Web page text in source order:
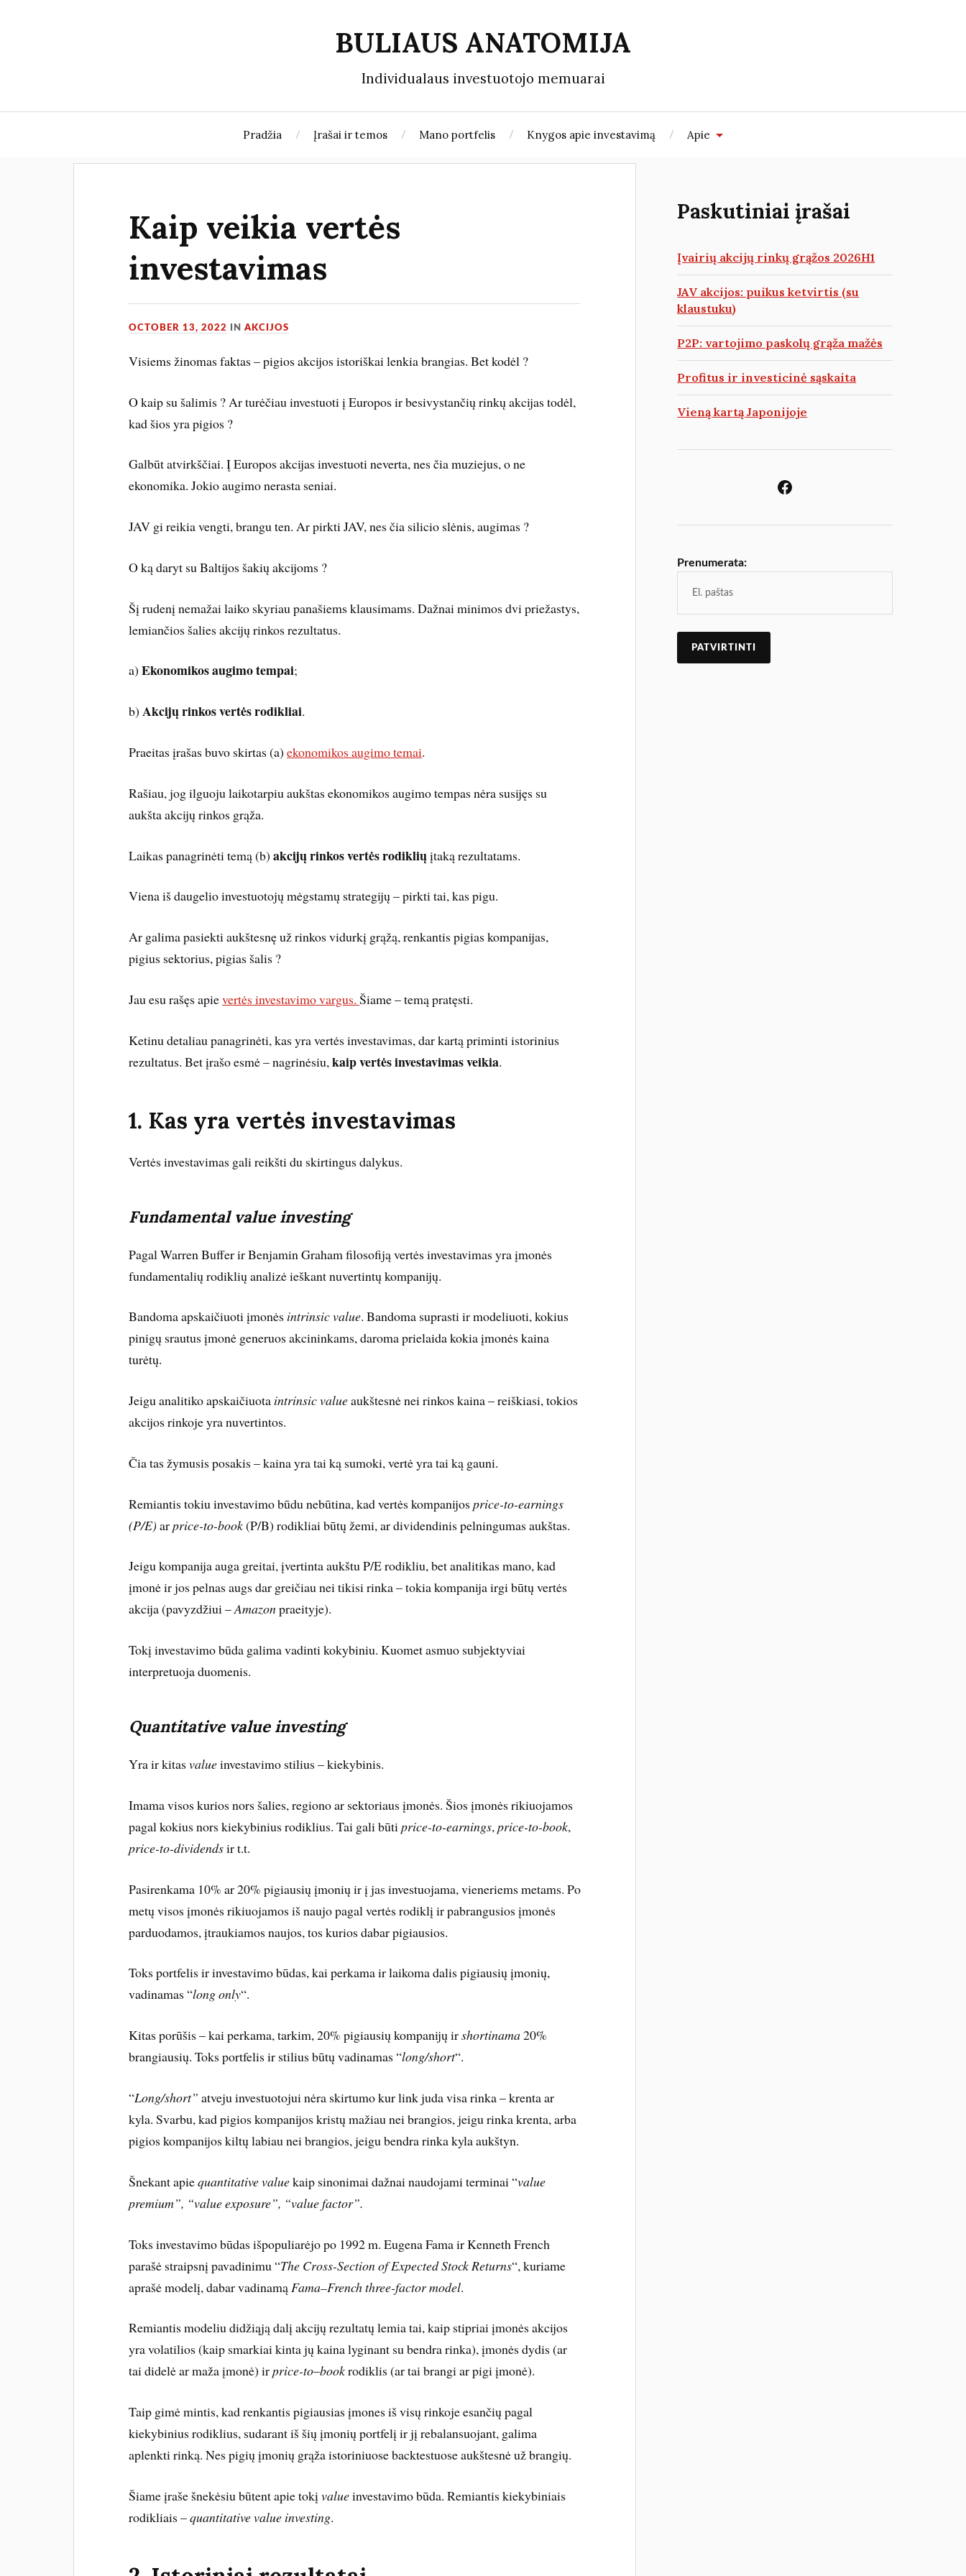
BULIAUS ANATOMIJA
Individualaus investuotojo memuarai
Pradžia Įrašai ir temos Mano portfelis Knygos apie investavimą Apie
Kaip veikia vertės
investavimas
OCTOBER 13, 2022 INAKCIJOS
Visiems žinomas faktas – pigios akcijos istoriškai lenkia brangias. Bet kodėl ?
O kaip su šalimis ? Ar turėčiau investuoti į Europos ir besivystančių rinkų akcijas todėl,
kad šios yra pigios ?
Galbūt atvirkščiai. Į Europos akcijas investuoti neverta, nes čia muziejus, o ne
ekonomika. Jokio augimo nerasta seniai.
JAV gi reikia vengti, brangu ten. Ar pirkti JAV, nes čia silicio slėnis, augimas ?
O ką daryt su Baltijos šakių akcijoms ?
Šį rudenį nemažai laiko skyriau panašiems klausimams. Dažnai minimos dvi priežastys,
lemiančios šalies akcijų rinkos rezultatus.
a)Ekonomikos augimo tempai;
b) Akcijų rinkos vertės rodikliai.
Praeitas įrašas buvo skirtas (a)ekonomikos augimo temai.
Rašiau, jog ilguoju laikotarpiu aukštas ekonomikos augimo tempas nėra susijęs su
aukšta akcijų rinkos grąža.
Laikas panagrinėti temą (b)akcijų rinkos vertės rodikliųįtaką rezultatams.
Viena iš daugelio investuotojų mėgstamų strategijų – pirkti tai, kas pigu.
Ar galima pasiekti aukštesnę už rinkos vidurkį grąžą, renkantis pigias kompanijas,
pigius sektorius, pigias šalis ?
Jau esu rašęs apievertės investavimo vargus.Šiame – temą pratęsti.
Ketinu detaliau panagrinėti, kas yra vertės investavimas, dar kartą priminti istorinius
rezultatus. Bet įrašo esmė – nagrinėsiu,kaip vertės investavimas veikia.
1. Kas yra vertės investavimas
Vertės investavimas gali reikšti du skirtingus dalykus.
Fundamental value investing
Pagal Warren Buffer ir Benjamin Graham filosofiją vertės investavimas yra įmonės
fundamentalių rodiklių analizė ieškant nuvertintų kompanijų.
Bandoma apskaičiuoti įmonės intrinsic value. Bandoma suprasti ir modeliuoti, kokius
pinigų srautus įmonė generuos akcininkams, daroma prielaida kokia įmonės kaina
turėtų.
Jeigu analitiko apskaičiuota intrinsic valueaukštesnė nei rinkos kaina – reiškiasi, tokios
akcijos rinkoje yra nuvertintos.
Čia tas žymusis posakis – kaina yra tai ką sumoki, vertė yra tai ką gauni.
Remiantis tokiu investavimo būdu nebūtina, kad vertės kompanijosprice-to-earnings
(P/E)arprice-to-book(P/B) rodikliai būtų žemi, ar dividendinis pelningumas aukštas.
Jeigu kompanija auga greitai, įvertinta aukštu P/E rodikliu, bet analitikas mano, kad
įmonė ir jos pelnas augs dar greičiau nei tikisi rinka – tokia kompanija irgi būtų vertės
akcija (pavyzdžiui –Amazonpraeityje).
Tokį investavimo būda galima vadinti kokybiniu. Kuomet asmuo subjektyviai
interpretuoja duomenis.
Quantitative value investing
Yra ir kitasvalueinvestavimo stilius – kiekybinis.
Imama visos kurios nors šalies, regiono ar sektoriaus įmonės. Šios įmonės rikiuojamos
pagal kokius nors kiekybinius rodiklius. Tai gali būtiprice-to-earnings,price-to-book,
price-to-dividendsir t.t.
Pasirenkama 10% ar 20% pigiausių įmonių ir į jas investuojama, vieneriems metams. Po
metų visos įmonės rikiuojamos iš naujo pagal vertės rodiklį ir pabrangusios įmonės
parduodamos, įtraukiamos naujos, tos kurios dabar pigiausios.
Toks portfelis ir investavimo būdas, kai perkama ir laikoma dalis pigiausių įmonių,
vadinamas “long only“.
Kitas porūšis – kai perkama, tarkim, 20% pigiausių kompanijų irshortinama20%
brangiausių. Toks portfelis ir stilius būtų vadinamas “long/short“.
“Long/short” atveju investuotojui nėra skirtumo kur link juda visa rinka – krenta ar
kyla. Svarbu, kad pigios kompanijos kristų mažiau nei brangios, jeigu rinka krenta, arba
pigios kompanijos kiltų labiau nei brangios, jeigu bendra rinka kyla aukštyn.
Šnekant apiequantitative valuekaip sinonimai dažnai naudojami terminai “value
premium”, “value exposure”, “value factor”.
Toks investavimo būdas išpopuliarėjo po 1992 m. Eugena Fama ir Kenneth French
parašė straipsnį pavadinimu “The Cross-Section of Expected Stock Returns“, kuriame
aprašė modelį, dabar vadinamą Fama–French three-factor model.
Remiantis modeliu didžiąją dalį akcijų rezultatų lemia tai, kaip stipriai įmonės akcijos
yra volatilios (kaip smarkiai kinta jų kaina lyginant su bendra rinka), įmonės dydis (ar
tai didelė ar maža įmonė) irprice-to–bookrodiklis (ar tai brangi ar pigi įmonė).
Taip gimė mintis, kad renkantis pigiausias įmones iš visų rinkoje esančių pagal
kiekybinius rodiklius, sudarant iš šių įmonių portfelį ir jį rebalansuojant, galima
aplenkti rinką. Nes pigių įmonių grąža istoriniuose backtestuose aukštesnė už brangių.
Šiame įraše šnekėsiu būtent apie tokįvalueinvestavimo būda. Remiantis kiekybiniais
rodikliais –quantitative value investing.
Paskutiniai įrašai
Įvairių akcijų rinkų grąžos 2026H1
JAV akcijos: puikus ketvirtis (su
klaustuku)
P2P: vartojimo paskolų grąža mažės
Profitus ir investicinė sąskaita
Vieną kartą Japonijoje
Prenumerata: